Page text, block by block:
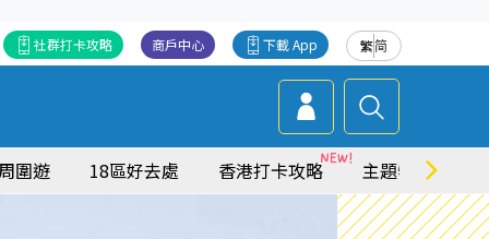
繁简
下載 App
商戶中心
社群打卡攻略
圍遊 18區好去處 香港打卡攻略 主題特集